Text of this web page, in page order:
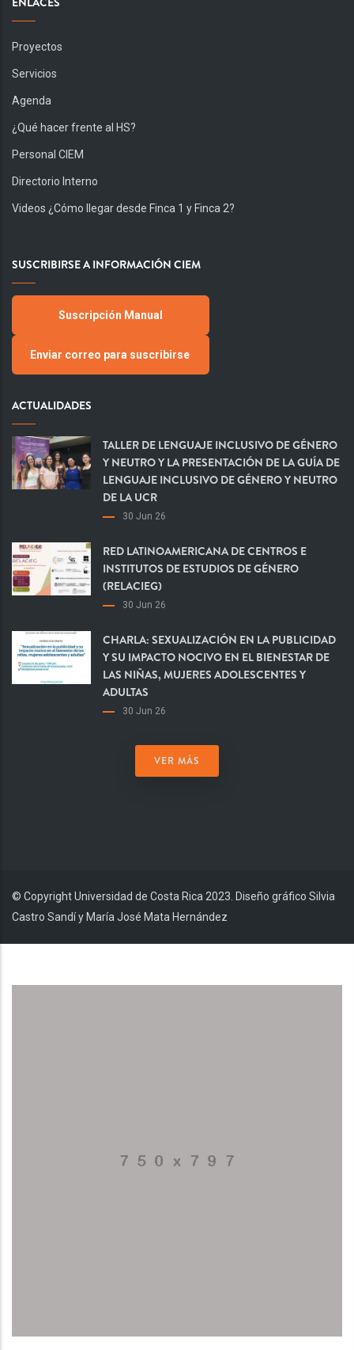
Proyectos
Servicios
Agenda
¿Qué hacer frente al HS?
Personal CIEM
Directorio Interno
Videos ¿Cómo llegar desde Finca 1 y Finca 2?
SUSCRIBIRSE A INFORMACIÓN CIEM
Suscripción Manual
Enviar correo para suscribirse
ACTUALIDADES
TALLER DE LENGUAJE INCLUSIVO DE GÉNERO
Y NEUTRO Y LA PRESENTACIÓN DE LA GUÍA DE
LENGUAJE INCLUSIVO DE GÉNERO Y NEUTRO
DE LA UCR
30 Jun 26
RED LATINOAMERICANA DE CENTROS E
INSTITUTOS DE ESTUDIOS DE GÉNERO
(RELACIEG)
30 Jun 26
CHARLA: SEXUALIZACIÓN EN LA PUBLICIDAD
Y SU IMPACTO NOCIVO EN EL BIENESTAR DE
LAS NIÑAS, MUJERES ADOLESCENTES Y
ADULTAS
30 Jun 26
VER MÁS
© Copyright Universidad de Costa Rica 2023. Diseño gráfico Silvia
Castro Sandí y María José Mata Hernández